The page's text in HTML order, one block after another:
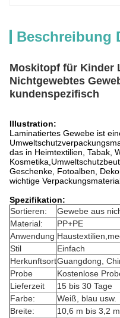
Beschreibung
Moskitopf für Kinder
Nichtgewebtes
kundenspezifisch
Illustration:
Laminatiertes Gewebe ist
das in Heimtextilien, Tabak,
Geschenke, Fotoalben,
wichtige
Spezifikation:
Sortieren:
Gewebe aus
Material:
PP+PE
Anwendung
Stil
Einfach
HerkunftsortGuangdong,
Probe
Kostenlose
Lieferzeit
15 bis 30 Tage
Farbe:
Weiß, blau usw.
Breite:
10,6 m bis 3,2 m